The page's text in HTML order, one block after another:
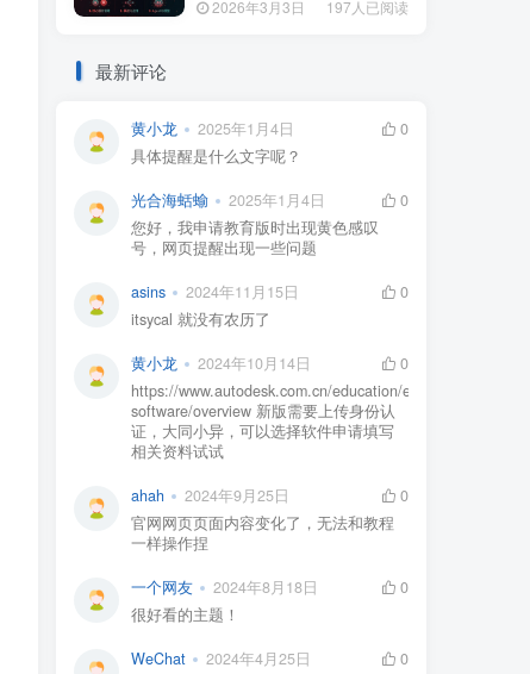
2026年3月3日 197人已阅读
最新评论
黄小龙 2025年1月4日
0
具体提醒是什么文字呢？
光合海蛞蝓 2025年1月4日
0
您好，我申请教育版时出现黄色感叹
号，网页提醒出现一些问题
asins 2024年11月15日
0
itsycal 就没有农历了
黄小龙 2024年10月14日
0
https://www.autodesk.com.cn/education/edu-
software/overview 新版需要上传身份认
证，大同小异，可以选择软件申请填写
相关资料试试
ahah 2024年9月25日
0
官网网页页面内容变化了，无法和教程
一样操作捏
一个网友 2024年8月18日
0
很好看的主题！
WeChat 2024年4月25日
0